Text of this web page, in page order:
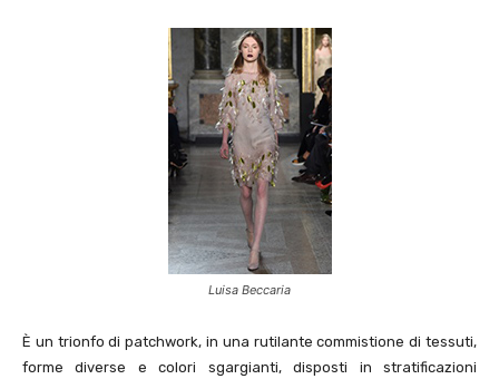
Luisa Beccaria
È un trionfo di patchwork, in una rutilante commistione di tessuti,
forme diverse e colori sgargianti, disposti in stratificazioni